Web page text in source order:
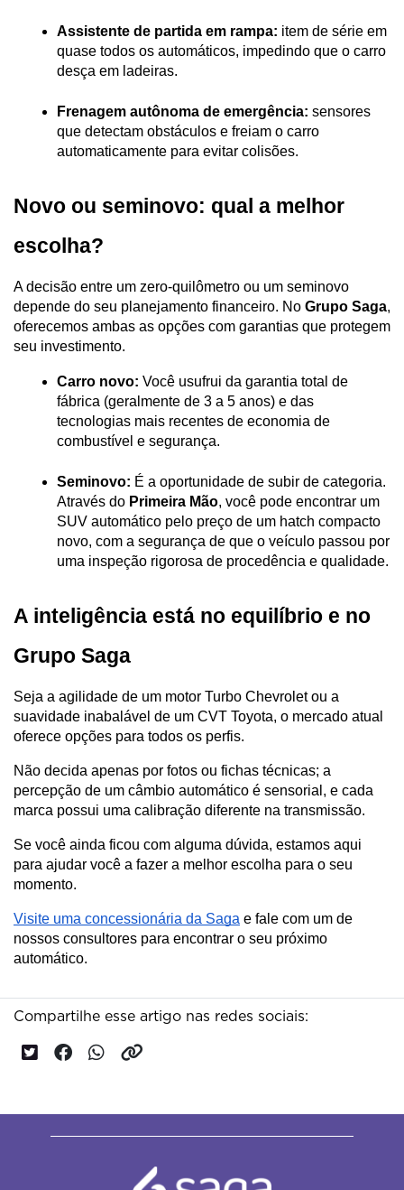
Assistente de partida em rampa: item de série em
quase todos os automáticos, impedindo que o carro
desça em ladeiras.
Frenagem autônoma de emergência: sensores
que detectam obstáculos e freiam o carro
automaticamente para evitar colisões.
Novo ou seminovo: qual a melhor
escolha?
A decisão entre um zero-quilômetro ou um seminovo
depende do seu planejamento financeiro. No Grupo Saga,
oferecemos ambas as opções com garantias que protegem
seu investimento.
Carro novo: Você usufrui da garantia total de
fábrica (geralmente de 3 a 5 anos) e das
tecnologias mais recentes de economia de
combustível e segurança.
Seminovo: É a oportunidade de subir de categoria.
Através do Primeira Mão, você pode encontrar um
SUV automático pelo preço de um hatch compacto
novo, com a segurança de que o veículo passou por
uma inspeção rigorosa de procedência e qualidade.
A inteligência está no equilíbrio e no
Grupo Saga
Seja a agilidade de um motor Turbo Chevrolet ou a
suavidade inabalável de um CVT Toyota, o mercado atual
oferece opções para todos os perfis.
Não decida apenas por fotos ou fichas técnicas; a
percepção de um câmbio automático é sensorial, e cada
marca possui uma calibração diferente na transmissão.
Se você ainda ficou com alguma dúvida, estamos aqui
para ajudar você a fazer a melhor escolha para o seu
momento.
Visite uma concessionária da Saga e fale com um de
nossos consultores para encontrar o seu próximo
automático.
Compartilhe esse artigo nas redes sociais: